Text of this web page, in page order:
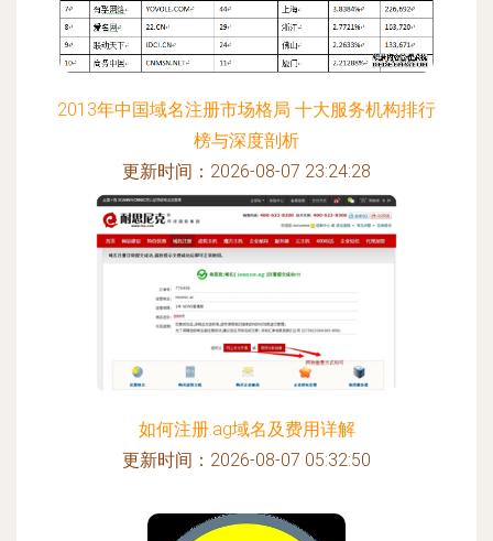
2013年中国域名注册市场格局 十大服务机构排行
榜与深度剖析
更新时间：2026-08-07 23:24:28
如何注册.ag域名及费用详解
更新时间：2026-08-07 05:32:50